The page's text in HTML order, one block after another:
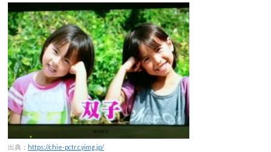
出典： https://chie-pctr.c.yimg.jp/